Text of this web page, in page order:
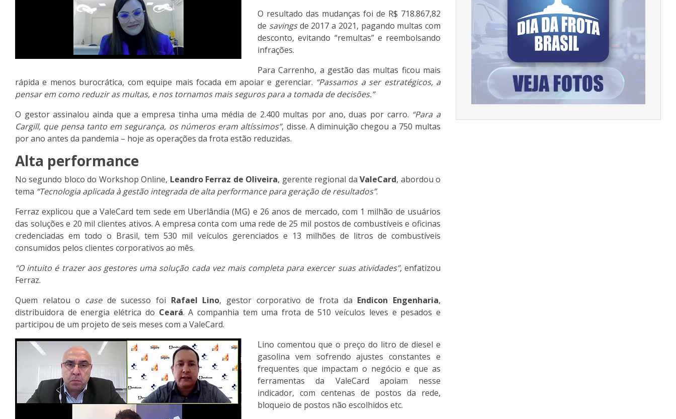
O resultado das mudanças foi de R$ 718.867,82
de savingsde 2017 a 2021, pagando multas com
desconto, evitando “remultas” e reembolsando
infrações.
Para Carrenho, a gestão das multas ficou mais
rápida e menos burocrática, com equipe mais focada em apoiar e gerenciar. “Passamos a ser estratégicos, a
pensar em como reduzir as multas, e nos tornamos mais seguros para a tomada de decisões.”
O gestor assinalou ainda que a empresa tinha uma média de 2.400 multas por ano, duas por carro. “Para a
Cargill, que pensa tanto em segurança, os números eram altíssimos”, disse. A diminuição chegou a 750 multas
por ano antes da pandemia – hoje as operações da frota estão reduzidas.
Alta performance
No segundo bloco do Workshop Online, Leandro Ferraz de Oliveira, gerente regional daValeCard, abordou o
tema “Tecnologia aplicada à gestão integrada de alta performance para geração de resultados”.
Ferraz explicou que a ValeCard tem sede em Uberlândia (MG) e 26 anos de mercado, com 1 milhão de usuários
das soluções e 20 mil clientes ativos. A empresa conta com uma rede de 25 mil postos de combustíveis e oficinas
credenciadas em todo o Brasil, tem 530 mil veículos gerenciados e 13 milhões de litros de combustíveis
consumidos pelos clientes corporativos ao mês.
“O intuito é trazer aos gestores uma solução cada vez mais completa para exercer suas atividades”, enfatizou
Ferraz.
Quem relatou o casede sucesso foi Rafael Lino, gestor corporativo de frota da Endicon Engenharia,
distribuidora de energia elétrica do Ceará. A companhia tem uma frota de 510 veículos leves e pesados e
participou de um projeto de seis meses com a ValeCard.
Lino comentou que o preço do litro de diesel e
gasolina vem sofrendo ajustes constantes e
frequentes que impactam o negócio e que as
ferramentas da ValeCard apoiam nesse
indicador, com centenas de postos da rede,
bloqueio de postos não escolhidos etc.